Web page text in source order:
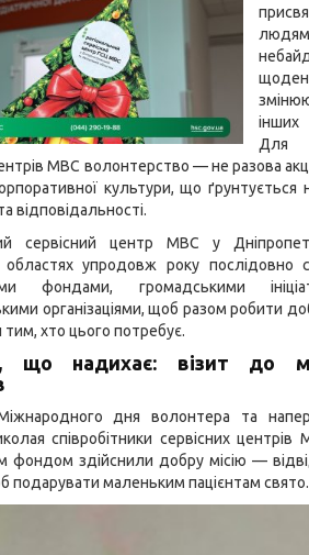
Для
МВС волонтерство — не разова
культури, що ґрунтується
відповідальності.
сервісний центр МВС у
областях упродовж року послідовно
фондами, громадськими
організаціями, щоб разом робити
хто цього потребує.
що надихає: візит до
дня волонтера та
співробітники сервісних центрів
фондом здійснили добру місію —
подарувати маленьким пацієнтам свято.